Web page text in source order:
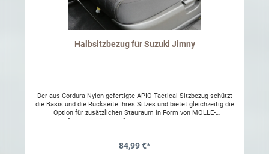
Halbsitzbezug für Suzuki Jimny
Der aus Cordura-Nylon gefertigte APIO Tactical Sitzbezug schützt
die Basis und die Rückseite Ihres Sitzes und bietet gleichzeitig die
Option für zusätzlichen Stauraum in Form von MOLLE-
84,99 €*